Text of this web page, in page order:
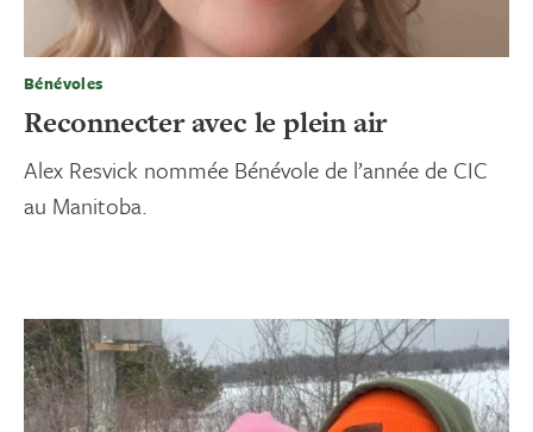
Bénévoles
Reconnecter avec le plein air
Alex Resvick nommée Bénévole de l’année de CIC
au Manitoba.